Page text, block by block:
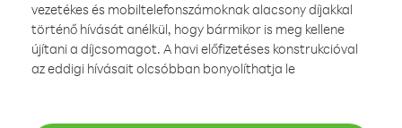
vezetékes és mobiltelefonszámoknak alacsony díjakkal
történő hívását anélkül, hogy bármikor is meg kellene
újítani a díjcsomagot. A havi előfizetéses konstrukcióval
az eddigi hívásait olcsóbban bonyolíthatja le